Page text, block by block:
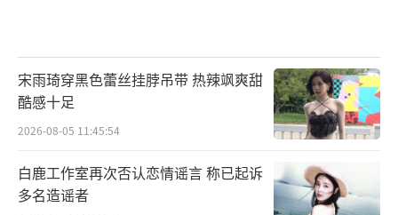
宋雨琦穿黑色蕾丝挂脖吊带 热辣飒爽甜
酷感十足
2026-08-05 11:45:54
白鹿工作室再次否认恋情谣言 称已起诉
多名造谣者